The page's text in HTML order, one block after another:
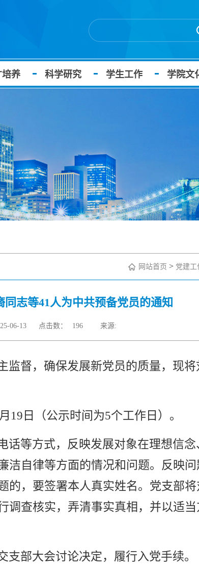
培养 科学研究 学生工作 学院文
网站首页 > 党建工
同志等41人为中共预备党员的通知
06-13 点击数： 196 来源:
监督，确保发展新党员的质量，现
19 日（公示时间为5个工作日）。
话等方式，反映发展对象在理想信念
洁自律等方面的情况和问题。反映
的，要签署本人真实姓名。党支部将
调查核实，弄清事实真相，并以适
部大会讨论决定，履行入党手续。